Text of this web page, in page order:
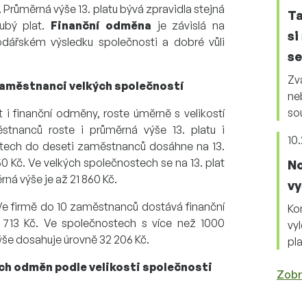
výše 13. platu bývá zpravidla stejná
plat. Finanční odměna je závislá na
výsledku společnosti a dobré vůli
velkých společností
i finanční odměny, roste úměrně s velikostí
roste i průměrná výše 13. platu i
do deseti zaměstnanců dosáhne na 13.
Kč. Ve velkých společnostech se na 13. plat
výše je až 21 860 Kč.
firmě do 10 zaměstnanců dostává finanční
Kč. Ve společnostech s více než 1000
dosahuje úrovně 32 206 Kč.
odměn podle velikosti společnosti
si